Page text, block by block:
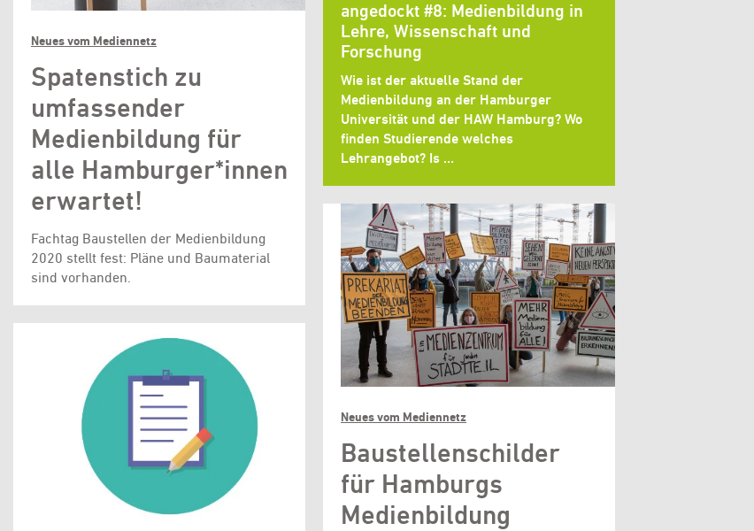
angedockt #8: Medienbildung in
Lehre, Wissenschaft und
Forschung
Wie ist der aktuelle Stand der
Medienbildung an der Hamburger
Universität und der HAW Hamburg? Wo
finden Studierende welches
Lehrangebot? Is …
Neues vom Mediennetz
Spatenstich zu
umfassender
Medienbildung für
alle Hamburger*innen
erwartet!
Fachtag Baustellen der Medienbildung
2020 stellt fest: Pläne und Baumaterial
sind vorhanden.
Neues vom Mediennetz
Baustellenschilder
für Hamburgs
Medienbildung